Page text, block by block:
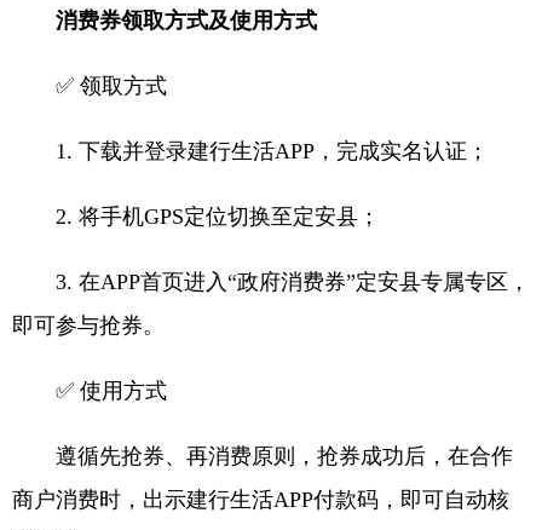
消费券领取方式及使用方式
✅ 领取方式
1. 下载并登录建行生活APP，完成实名认证；
2. 将手机GPS定位切换至定安县；
3. 在APP首页进入“政府消费券”定安县专属专区，
即可参与抢券。
✅ 使用方式
遵循先抢券、再消费原则，抢券成功后，在合作
商户消费时，出示建行生活APP付款码，即可自动核